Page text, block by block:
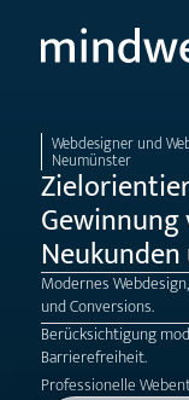
Webdesigner und
Neumünster
Modernes
und Conversions.
Berücksichtigung
Barrierefreiheit.
Professionelle